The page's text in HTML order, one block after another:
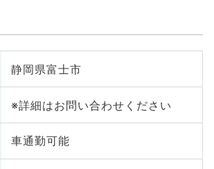
静岡県富士市
※詳細はお問い合わせください
車通勤可能